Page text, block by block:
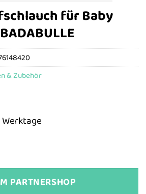
für Baby
PARTNERSHOP
& Zubehör